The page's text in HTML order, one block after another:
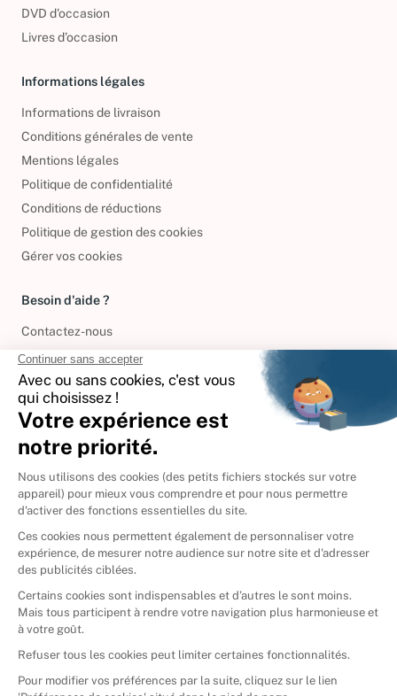
DVD d'occasion
Livres d’occasion
Informations légales
Informations de livraison
Conditions générales de vente
Mentions légales
Politique de confidentialité
Conditions de réductions
Politique de gestion des cookies
Gérer vos cookies
Besoin d'aide ?
Contactez-nous
International
🇪🇸Espagne
🇮🇹Italie
Donner vos livres